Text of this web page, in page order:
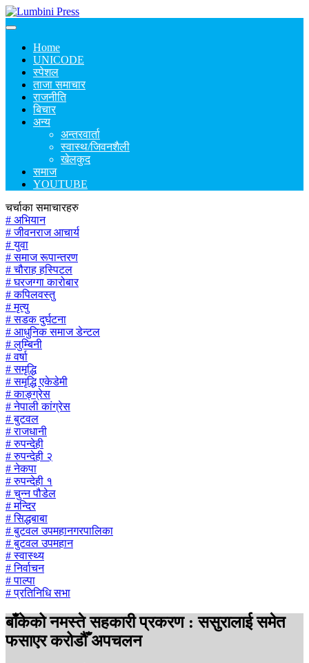
Home
UNICODE
स्पेशल
ताजा समाचार
राजनीति
बिचार
अन्य
अन्तरवार्ता
स्वास्थ/जिवनशैली
खेलकुद
समाज
YOUTUBE
चर्चाका समाचारहरु
# अभियान
# जीवनराज आचार्य
# युवा
# समाज रूपान्तरण
# चौराह हस्पिटल
# घरजग्गा कारोबार
# कपिलवस्तु
# मृत्यु
# सडक दुर्घटना
# आधुनिक समाज डेन्टल
# लुम्बिनी
# वर्षा
# समृद्धि
# समृद्धि एकेडेमी
# काङ्ग्रेस
# नेपाली कांग्रेस
# बुटवल
# राजधानी
# रुपन्देही
# रुपन्देही २
# नेकपा
# रुपन्देही १
# चुन्न पौडेल
# मन्दिर
# सिद्धबाबा
# बुटवल उपमहानगरपालिका
# बुटवल उपमहान
# स्वास्थ्य
# निर्वाचन
# पाल्पा
# प्रतिनिधि सभा
बाँकेको नमस्ते सहकारी प्रकरण : ससुरालाई समेत
फसाएर करोडौँ अपचलन